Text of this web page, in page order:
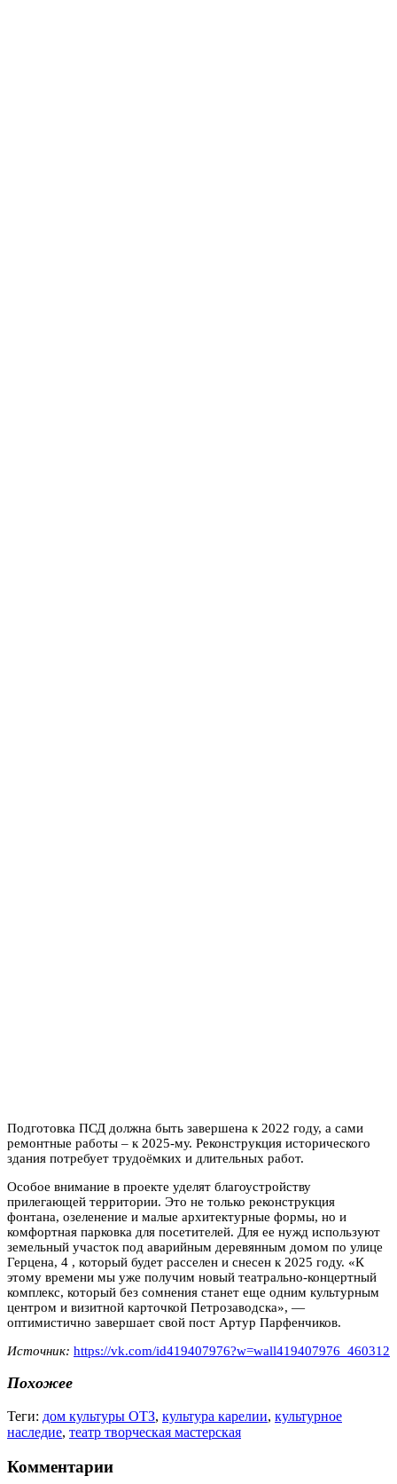
Подготовка ПСД должна быть завершена к 2022 году, а сами
ремонтные работы – к 2025-му. Реконструкция исторического
здания потребует трудоёмких и длительных работ.
Особое внимание в проекте уделят благоустройству
прилегающей территории. Это не только реконструкция
фонтана, озеленение и малые архитектурные формы, но и
комфортная парковка для посетителей. Для ее нужд используют
земельный участок под аварийным деревянным домом по улице
Герцена, 4 , который будет расселен и снесен к 2025 году. «К
этому времени мы уже получим новый театрально-концертный
комплекс, который без сомнения станет еще одним культурным
центром и визитной карточкой Петрозаводска», —
оптимистично завершает свой пост Артур Парфенчиков.
Источник: https://vk.com/id419407976?w=wall419407976_460312
Похожее
Теги: дом культуры ОТЗ, культура карелии, культурное
наследие, театр творческая мастерская
Комментарии